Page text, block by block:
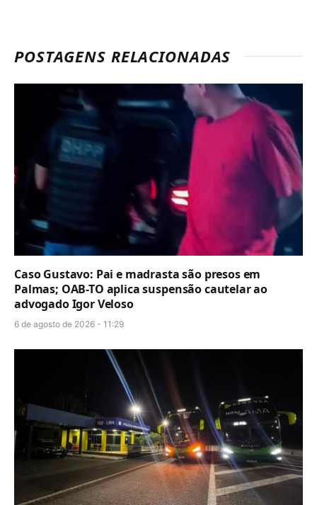
POSTAGENS RELACIONADAS
Caso Gustavo: Pai e madrasta são presos em
Palmas; OAB-TO aplica suspensão cautelar ao
advogado Igor Veloso
6 de agosto de 2026 - 11:29